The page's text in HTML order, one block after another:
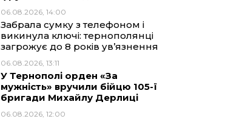
06.08.2026, 14:00
Забрала сумку з телефоном і
викинула ключі: тернополянці
загрожує до 8 років ув’язнення
06.08.2026, 13:11
У Тернополі орден «За
мужність» вручили бійцю 105-ї
бригади Михайлу Дерлиці
06.08.2026, 12:00